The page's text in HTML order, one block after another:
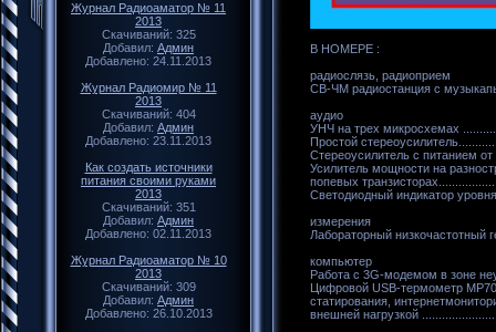
Журнал Радиоаматор № 11
2013
Скачиваний: 325
Добавил: Админ
Добавлено: 24.11.2013
Журнал Радиомир № 11
2013
Скачиваний: 404
Добавил: Админ
Добавлено: 23.11.2013
Как создать источники
питания своими руками
2013
Скачиваний: 351
Добавил: Админ
Добавлено: 02.11.2013
Журнал Радиоаматор № 10
2013
Скачиваний: 309
Добавил: Админ
Добавлено: 26.10.2013
В НОМЕРЕ :
радиослязь, радиоприем
СВ-ЧМ радиостанция с
аудио
УНЧ на трех микросхемах
Простой
Стереоусилитель с питанием
Усилитель мощности на
попевых
Светодиодный индикатор
измерения
Лабораторный низкочастотный
компьютер
Работа с 3G-модемом в зоне
Цифровой USB-термометр
статирования,
внешней нагрузкой